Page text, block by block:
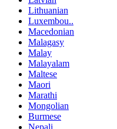
Lithuanian
Luxembou..
Macedonian
Malagasy
Malay
Malayalam
Maltese
Maori
Marathi
Mongolian
Burmese
Nepali